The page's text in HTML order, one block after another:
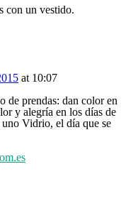
con un vestido.
at 10:07
de prendas: dan color en
y alegría en los días de
Vidrio, el día que se